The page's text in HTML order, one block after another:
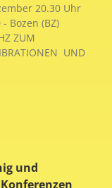
20.30 Uhr
Bozen (BZ)
ZUM
UND
und